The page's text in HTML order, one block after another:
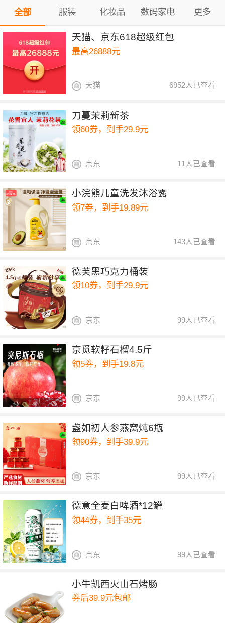
全部 服装 化妆品 数码家电 更多
天猫、京东618超级红包
最高26888元
6952人已查看
天猫
刀蔓茉莉新茶
领60券，到手29.9元
11人已查看
京东
小浣熊儿童洗发沐浴露
领7券，到手19.89元
143人已查看
京东
德芙黑巧克力桶装
领10券，到手29.9元
99人已查看
京东
京觅软籽石榴4.5斤
领5券，到手19.8元
99人已查看
京东
盏如初人参燕窝炖6瓶
领90券，到手39.9元
99人已查看
京东
德意全麦白啤酒*12罐
领44券，到手35元
99人已查看
京东
小牛凯西火山石烤肠
券后39.9元包邮